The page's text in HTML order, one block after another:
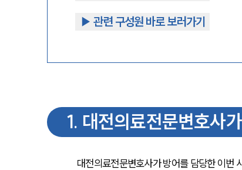
▶︎ 관련 구성원 바로 보러가기
1. 대전의료전문변호사
대전의료전문변호사가 방어를 담당한 이번